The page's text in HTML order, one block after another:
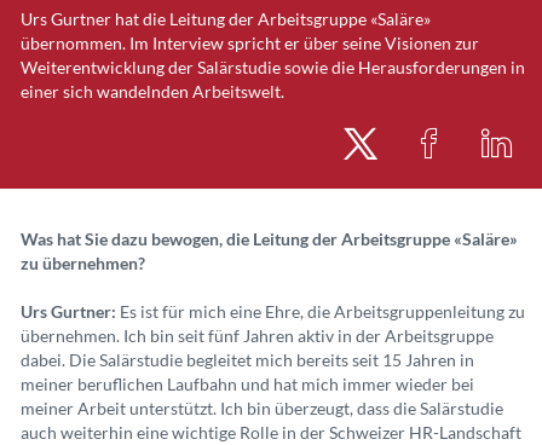
Urs Gurtner hat die Leitung der Arbeitsgruppe «Saläre»
übernommen. Im Interview spricht er über seine Visionen zur
Weiterentwicklung der Salärstudie sowie die Herausforderungen in
einer sich wandelnden Arbeitswelt.
Was hat Sie dazu bewogen, die Leitung der Arbeitsgruppe «Saläre»
zu übernehmen?
Urs Gurtner: Es ist für mich eine Ehre, die Arbeitsgruppenleitung zu
übernehmen. Ich bin seit fünf Jahren aktiv in der Arbeitsgruppe
dabei. Die Salärstudie begleitet mich bereits seit 15 Jahren in
meiner beruflichen Laufbahn und hat mich immer wieder bei
meiner Arbeit unterstützt. Ich bin überzeugt, dass die Salärstudie
auch weiterhin eine wichtige Rolle in der Schweizer HR-Landschaft